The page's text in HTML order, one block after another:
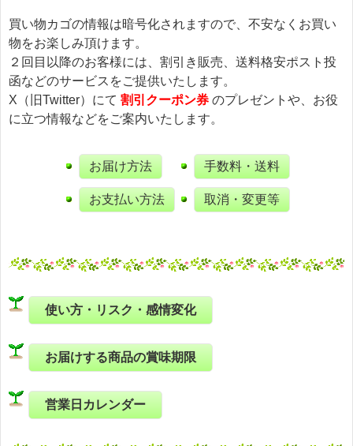
買い物カゴの情報は暗号化されますので、不安なくお買い
物をお楽しみ頂けます。
２回目以降のお客様には、割引き販売、送料格安ポスト投
函などのサービスをご提供いたします。
X（旧Twitter）にて 割引クーポン券 のプレゼントや、お役
に立つ情報などをご案内いたします。
お届け方法
お支払い方法
手数料・送料
取消・変更等
使い方・リスク・感情変化
お届けする商品の賞味期限
営業日カレンダー